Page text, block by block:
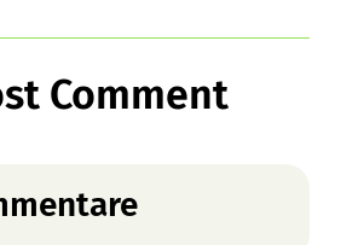
Comment